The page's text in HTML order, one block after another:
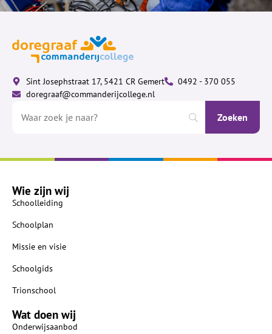
Sint Josephstraat 17, 5421 CR Gemert
0492 - 370 055
doregraaf@commanderijcollege.nl
Wie zijn wij
Schoolleiding
Schoolplan
Missie en visie
Schoolgids
Trionschool
Wat doen wij
Onderwijsaanbod